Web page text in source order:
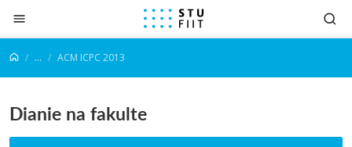
Prejsť na obsah
... ACM ICPC 2013
Dianie na fakulte